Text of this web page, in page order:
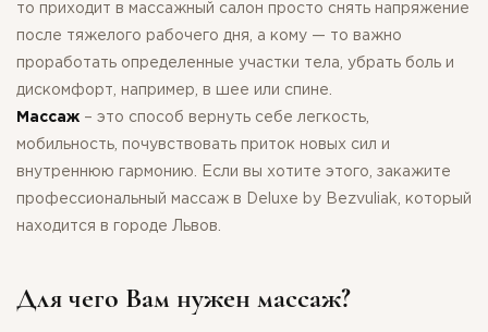
то приходит в массажный салон просто снять напряжение
после тяжелого рабочего дня, а кому — то важно
проработать определенные участки тела, убрать боль и
дискомфорт, например, в шее или спине.
Массаж – это способ вернуть себе легкость,
мобильность, почувствовать приток новых сил и
внутреннюю гармонию. Если вы хотите этого, закажите
профессиональный массаж в Deluxе by Bezvuliak, который
находится в городе Львов.
Для чего Вам нужен массаж?